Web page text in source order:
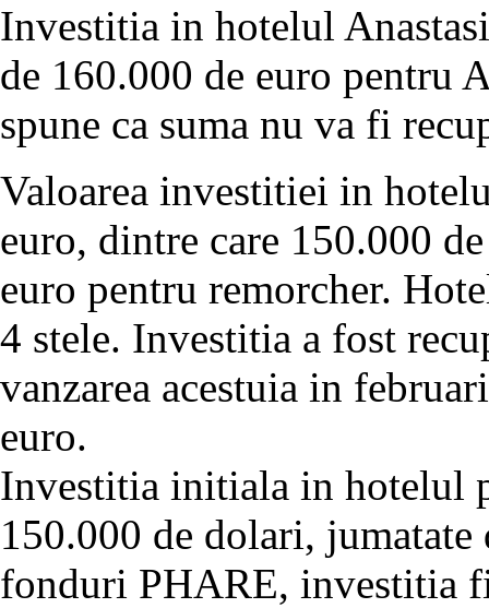
Investitia in hotelul
de 160.000 de euro pentru
spune ca suma nu va fi
Valoarea investitiei in
euro, dintre care 150.000
euro pentru remorcher.
4 stele. Investitia a fost
vanzarea acestuia in
euro.
Investitia initiala in hotelul
150.000 de dolari,
fonduri PHARE, investitia